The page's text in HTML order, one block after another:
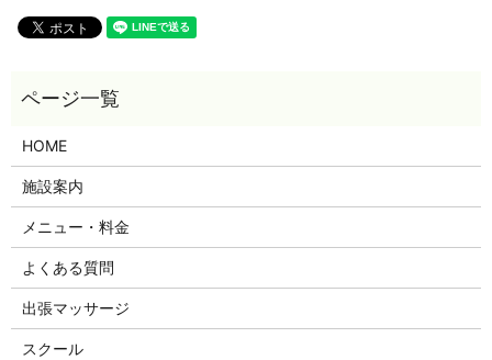
HOME
施設案内
メニュー・料金
よくある質問
出張マッサージ
スクール